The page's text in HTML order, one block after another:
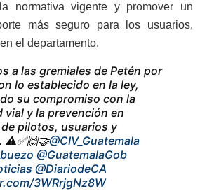
normativa vigente y promover un
más seguro para los usuarios,
el departamento.
a las gremiales de Petén por
lo establecido en la ley,
su compromiso con la
vial y la prevención en
pilotos, usuarios y
⚠️✅🙌🤝@CIV_Guatemala
@GuatemalaGob
@DiariodeCA
3WRrjgNz8W